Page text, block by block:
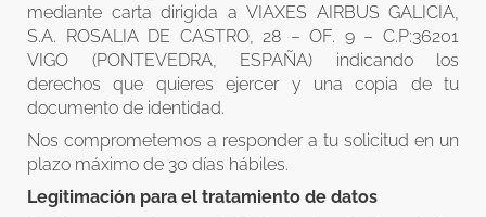
mediante carta dirigida a VIAXES AIRBUS GALICIA,
S.A. ROSALIA DE CASTRO, 28 – OF. 9 – C.P:36201
VIGO (PONTEVEDRA, ESPAÑA) indicando los
derechos que quieres ejercer y una copia de tu
documento de identidad.
Nos comprometemos a responder a tu solicitud en un
plazo máximo de 30 días hábiles.
Legitimación para el tratamiento de datos